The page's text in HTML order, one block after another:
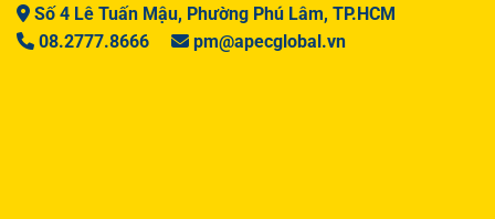
Số 4 Lê Tuấn Mậu, Phường Phú Lâm, TP.HCM
08.2777.8666
pm@apecglobal.vn